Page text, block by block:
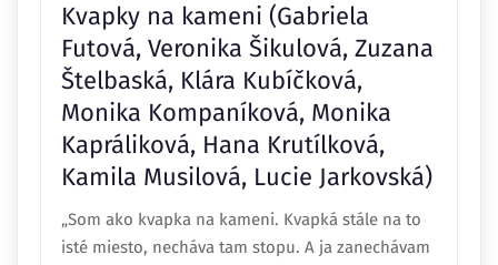
Kvapky na kameni (Gabriela
Futová, Veronika Šikulová, Zuzana
Štelbaská, Klára Kubíčková,
Monika Kompaníková, Monika
Kapráliková, Hana Krutílková,
Kamila Musilová, Lucie Jarkovská)
„Som ako kvapka na kameni. Kvapká stále na to
isté miesto, necháva tam stopu. A ja zanechávam